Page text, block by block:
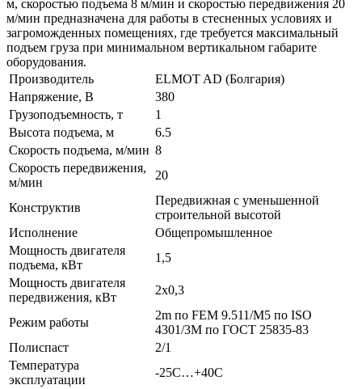
м, скоростью подъема 8 м/мин и скоростью передвижения 20
м/мин предназначена для работы в стесненных условиях и
загроможденных помещениях, где требуется максимальный
подъем груза при минимальном вертикальном габарите
оборудования.
Производитель
ELMOT AD (Болгария)
Напряжение, В
380
Грузоподъемность, т
1
Высота подъема, м
6.5
Скорость подъема, м/мин 8
Скорость передвижения,
м/мин
20
Конструктив
Передвижная с уменьшенной
строительной высотой
Исполнение
Общепромышленное
Мощность двигателя
подъема, кВт
1,5
Мощность двигателя
передвижения, кВт
2х0,3
Режим работы
2m по FEM 9.511/M5 по ISO
4301/3M по ГОСТ 25835-83
Полиспаст
2/1
Температура
эксплуатации
-25С…+40С